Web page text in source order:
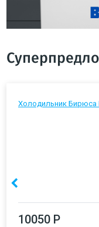
Холодильник Бирюса
10050 Р